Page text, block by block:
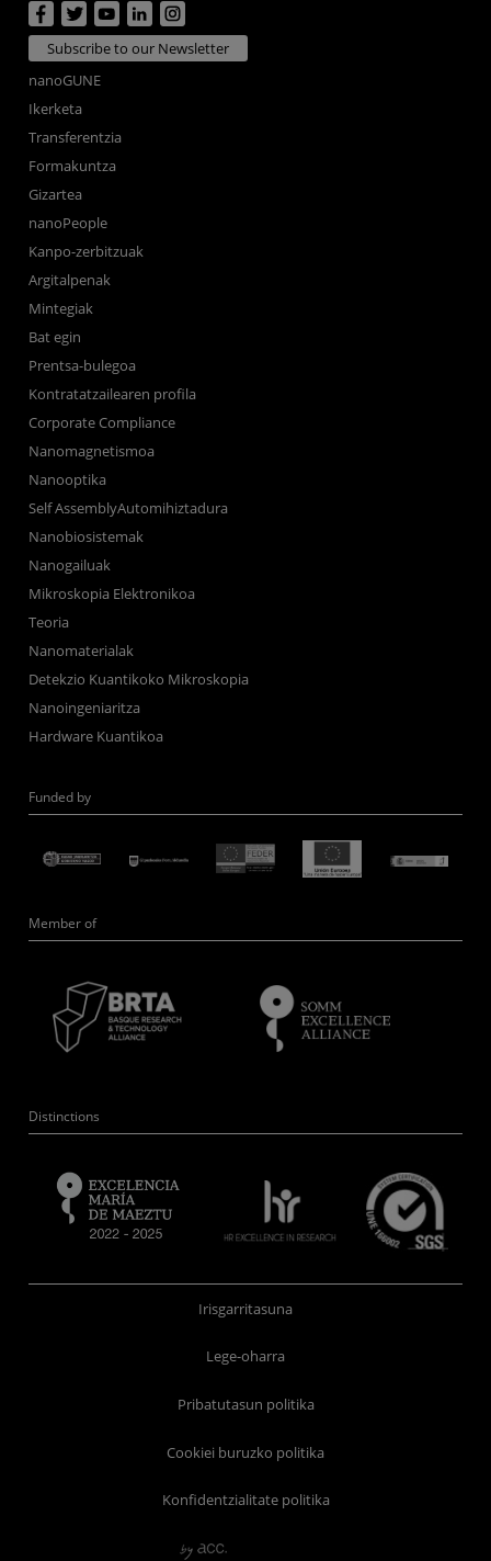
Subscribe to our Newsletter
nanoGUNE
Ikerketa
Transferentzia
Formakuntza
Gizartea
nanoPeople
Kanpo-zerbitzuak
Argitalpenak
Mintegiak
Bat egin
Prentsa-bulegoa
Kontratatzailearen profila
Corporate Compliance
Nanomagnetismoa
Nanooptika
Self AssemblyAutomihiztadura
Nanobiosistemak
Nanogailuak
Mikroskopia Elektronikoa
Teoria
Nanomaterialak
Detekzio Kuantikoko Mikroskopia
Nanoingeniaritza
Hardware Kuantikoa
Funded by
Member of
Distinctions
Irisgarritasuna
Lege-oharra
Pribatutasun politika
Cookiei buruzko politika
Konfidentzialitate politika